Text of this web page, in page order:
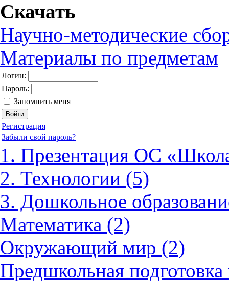
Скачать
Научно-методические
Материалы по предметам
Логин:
Пароль:
Запомнить меня
Регистрация
Забыли свой пароль?
1. Презентация ОС
2. Технологии (5)
3. Дошкольное
Математика (2)
Окружающий мир (2)
Предшкольная